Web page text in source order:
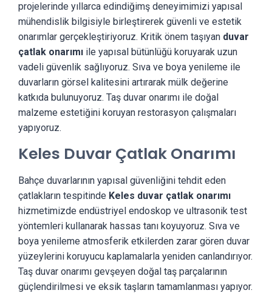
projelerinde yıllarca edindiğimş deneyimimizi yapısal
mühendislik bilgisiyle birleştirerek güvenli ve estetik
onarımlar gerçekleştiriyoruz. Kritik önem taşıyan duvar
çatlak onarımı ile yapısal bütünlüğü koruyarak uzun
vadeli güvenlik sağlıyoruz. Sıva ve boya yenileme ile
duvarların görsel kalitesini artırarak mülk değerine
katkıda bulunuyoruz. Taş duvar onarımı ile doğal
malzeme estetiğini koruyan restorasyon çalışmaları
yapıyoruz.
Keles Duvar Çatlak Onarımı
Bahçe duvarlarının yapısal güvenliğini tehdit eden
çatlakların tespitinde Keles duvar çatlak onarımı
hizmetimizde endüstriyel endoskop ve ultrasonik test
yöntemleri kullanarak hassas tanı koyuyoruz. Sıva ve
boya yenileme atmosferik etkilerden zarar gören duvar
yüzeylerini koruyucu kaplamalarla yeniden canlandırıyor.
Taş duvar onarımı gevşeyen doğal taş parçalarının
güçlendirilmesi ve eksik taşların tamamlanması yapıyor.